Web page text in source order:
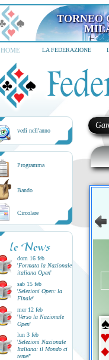
TORNEO
HOME LA FEDERAZIONE
vedi nell'anno
Programma
Bando
Circolare
le News
dom 16 feb
'Formata la Nazionale
italiana Open'
sab 15 feb
'Selezioni Open: la
Finale'
mer 12 feb
'Verso la Nazionale
Open'
lun 3 feb
'Selezioni Nazionale
Italiana: il Mondo ci
teme!'